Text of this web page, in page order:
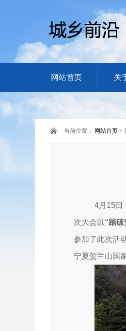
网站首页 关
当前位置： 网站首页 >
4月15日
次大会以“踏破
参加了此次活
宁夏贺兰山国